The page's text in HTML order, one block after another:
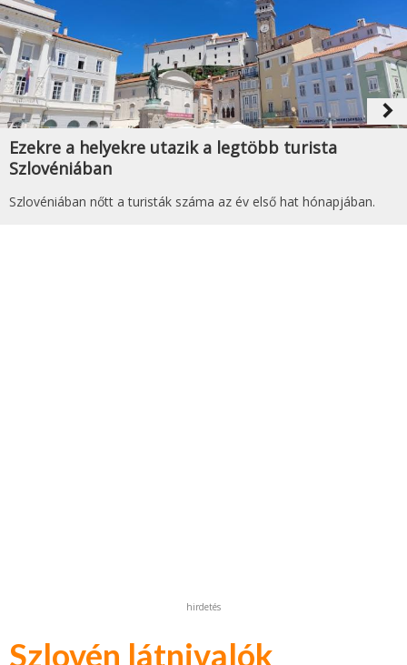
navigate_next
Ezekre a helyekre utazik a legtöbb turista
Szlovéniában
Szlovéniában nőtt a turisták száma az év első hat hónapjában.
hirdetés
Szlovén látnivalók